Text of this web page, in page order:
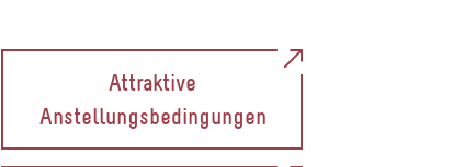
Attraktive
Anstellungsbedingungen